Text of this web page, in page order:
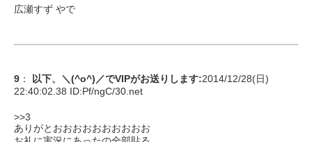
広瀬すず やで
9 ： 以下、＼(^o^)／でVIPがお送りします:2014/12/28(日)
22:40:02.38 ID:Pf/ngC/30.net
>>3
ありがとおおおおおおおおおお